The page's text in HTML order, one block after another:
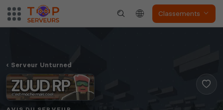
Classements
The Front
Dune Awakening
Serveur Unturned